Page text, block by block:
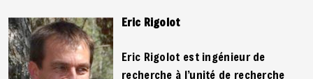
Eric Rigolot
Eric Rigolot est ingénieur de
recherche à l’unité de recherche